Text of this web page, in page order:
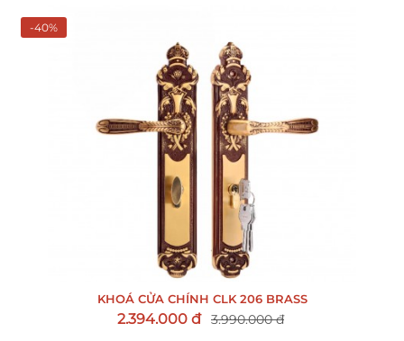
-40%
KHOÁ CỬA CHÍNH CLK 206 BRASS
2.394.000 đ 3.990.000 đ